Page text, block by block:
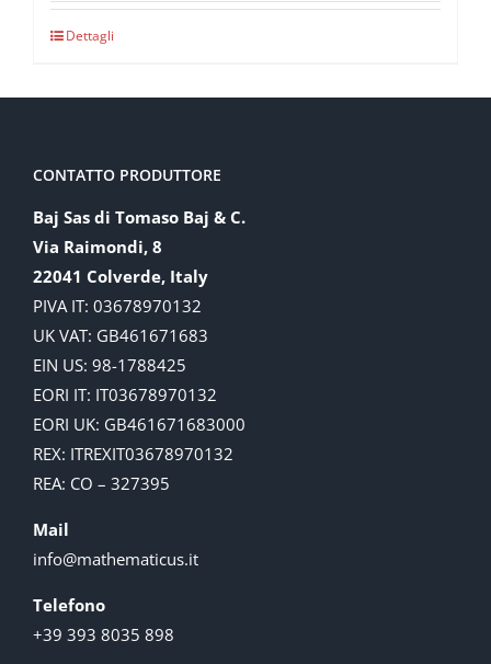
Dettagli
CONTATTO PRODUTTORE
Baj Sas di Tomaso Baj & C.
Via Raimondi, 8
22041 Colverde, Italy
PIVA IT: 03678970132
UK VAT: GB461671683
EIN US: 98-1788425
EORI IT: IT03678970132
EORI UK: GB461671683000
REX: ITREXIT03678970132
REA: CO – 327395
Mail
info@mathematicus.it
Telefono
+39 393 8035 898